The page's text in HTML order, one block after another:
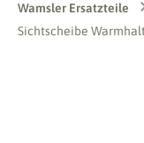
Wamsler Ersatzteile
Sichtscheibe